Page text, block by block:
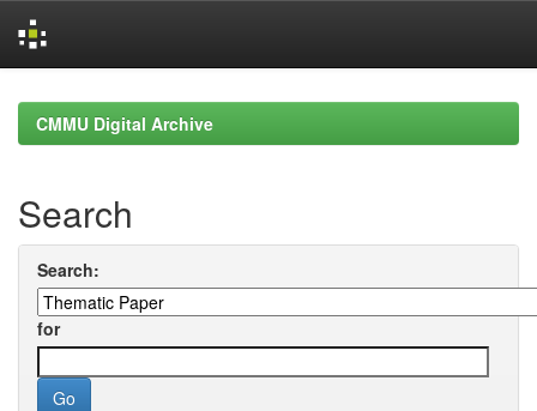
navigationCMMU Digital Archive
Search
Search:
for